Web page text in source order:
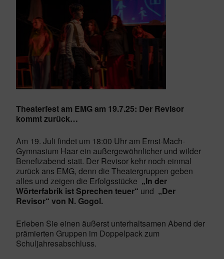
Theaterfest am EMG am 19.7.25: Der Revisor
kommt zurück…
Am 19. Juli findet um 18:00 Uhr am Ernst-Mach-
Gymnasium Haar ein außergewöhnlicher und wilder
Benefizabend statt. Der Revisor kehr noch einmal
zurück ans EMG, denn die Theatergruppen geben
alles und zeigen die Erfolgsstücke „In der
Wörterfabrik ist Sprechen teuer“ und „Der
Revisor“ von N. Gogol.
Erleben Sie einen äußerst unterhaltsamen Abend der
prämierten Gruppen im Doppelpack zum
Schuljahresabschluss.